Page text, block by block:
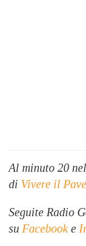
Al minuto 20
di Vivere il
Seguite Radio
su Facebook e